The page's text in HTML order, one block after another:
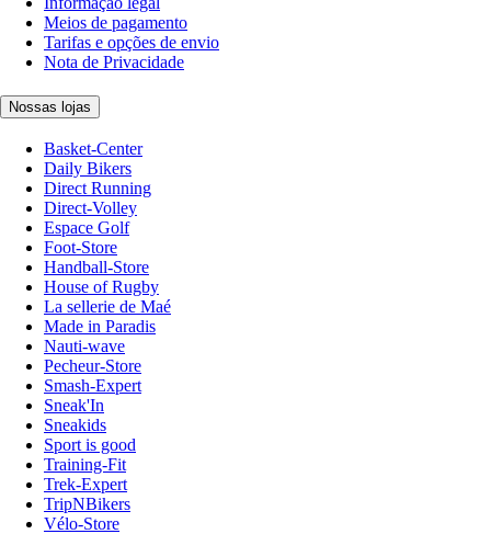
Meios de pagamento
Tarifas e opções de envio
Nota de Privacidade
Nossas lojas
Basket-Center
Daily Bikers
Direct Running
Direct-Volley
Espace Golf
Foot-Store
Handball-Store
House of Rugby
La sellerie de Maé
Made in Paradis
Nauti-wave
Pecheur-Store
Smash-Expert
Sneak'In
Sneakids
Sport is good
Training-Fit
Trek-Expert
TripNBikers
Vélo-Store